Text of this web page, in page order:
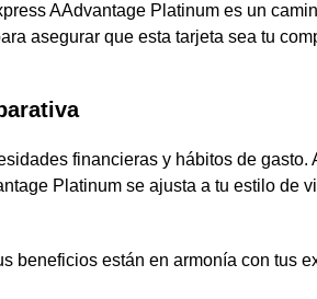
AAdvantage Platinum es un
asegurar que esta tarjeta sea tu
financieras y hábitos de gasto.
Platinum se ajusta a tu estilo de
beneficios están en armonía con tus